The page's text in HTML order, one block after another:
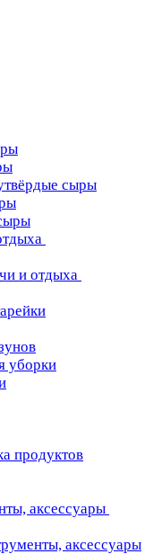
сыры
и отдыха
уборки
продуктов
аксессуары
аксессуары